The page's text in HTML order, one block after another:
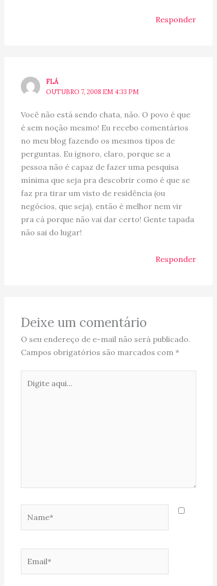
Responder
FLÁ
OUTUBRO 7, 2008 EM 4:33 PM
Você não está sendo chata, não. O povo é que
é sem noção mesmo! Eu recebo comentários
no meu blog fazendo os mesmos tipos de
perguntas. Eu ignoro, claro, porque se a
pessoa não é capaz de fazer uma pesquisa
mínima que seja pra descobrir como é que se
faz pra tirar um visto de residência (ou
negócios, que seja), então é melhor nem vir
pra cá porque não vai dar certo! Gente tapada
não sai do lugar!
Responder
Deixe um comentário
O seu endereço de e-mail não será publicado.
Campos obrigatórios são marcados com *
aqui...